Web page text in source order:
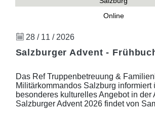
Online
28 / 11 / 2026
Salzburger Advent -
Das Ref Truppenbetreuung &
Militärkommandos Salzburg informiert
besonderes kulturelles Angebot in der
Salzburger Advent 2026 findet von